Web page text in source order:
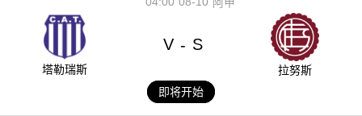
塔勒瑞斯
V - S
拉努斯
即将开始